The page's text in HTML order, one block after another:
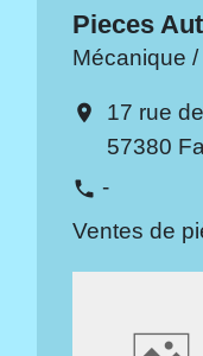
Pieces
Mécanique
location_on
17 rue
57380
phone -
Ventes de